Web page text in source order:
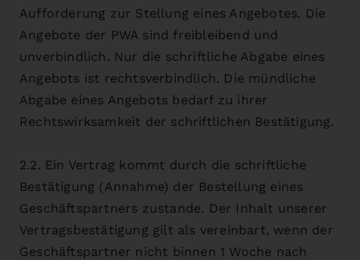
Aufforderung zur Stellung eines Angebotes. Die
Angebote der PWA sind freibleibend und
unverbindlich. Nur die schriftliche Abgabe eines
Angebots ist rechtsverbindlich. Die mündliche
Abgabe eines Angebots bedarf zu ihrer
Rechtswirksamkeit der schriftlichen Bestätigung.
2.2. Ein Vertrag kommt durch die schriftliche
Bestätigung (Annahme) der Bestellung eines
Geschäftspartners zustande. Der Inhalt unserer
Vertragsbestätigung gilt als vereinbart, wenn der
Geschäftspartner nicht binnen 1 Woche nach